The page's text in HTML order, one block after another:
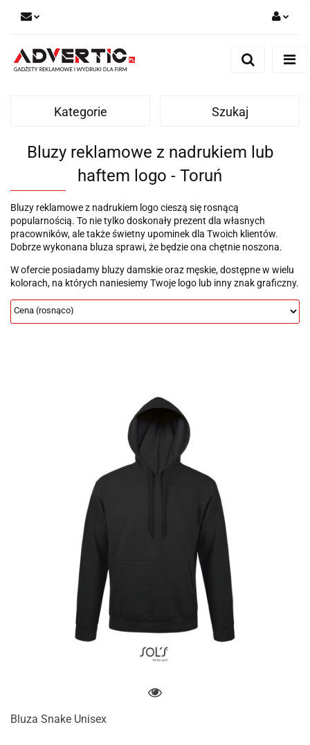
Zaloguj się
Zgody cookies
Kategorie Szukaj
Bluzy reklamowe z nadrukiem lub
haftem logo - Toruń
Bluzy reklamowe z nadrukiem logo cieszą się rosnącą
popularnością. To nie tylko doskonały prezent dla własnych
pracowników, ale także świetny upominek dla Twoich klientów.
Dobrze wykonana bluza sprawi, że będzie ona chętnie noszona.
W ofercie posiadamy bluzy damskie oraz męskie, dostępne w wielu
kolorach, na których naniesiemy Twoje logo lub inny znak graficzny.
Bluza Snake Unisex